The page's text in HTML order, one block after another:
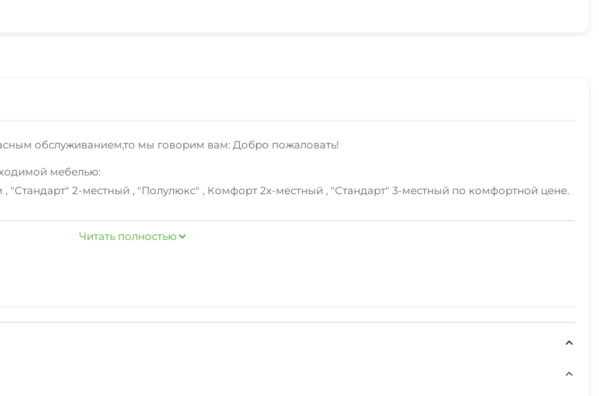
обслуживанием,то мы говорим вам: Добро пожаловать!
мебелью:
2-местный , "Полулюкс" , Комфорт 2х-местный , "Стандарт" 3-местный по комфортной цене.
об отдыхе вБухте Инал,расскажут об условиях бронирования.
сайте!
Читать полностью